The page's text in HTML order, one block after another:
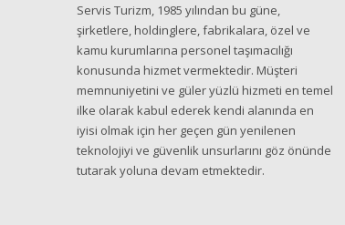
Servis Turizm, 1985 yılından bu güne,
şirketlere, holdinglere, fabrikalara, özel ve
kamu kurumlarına personel taşımacılığı
konusunda hizmet vermektedir. Müşteri
memnuniyetini ve güler yüzlü hizmeti en temel
ilke olarak kabul ederek kendi alanında en
iyisi olmak için her geçen gün yenilenen
teknolojiyi ve güvenlik unsurlarını göz önünde
tutarak yoluna devam etmektedir.